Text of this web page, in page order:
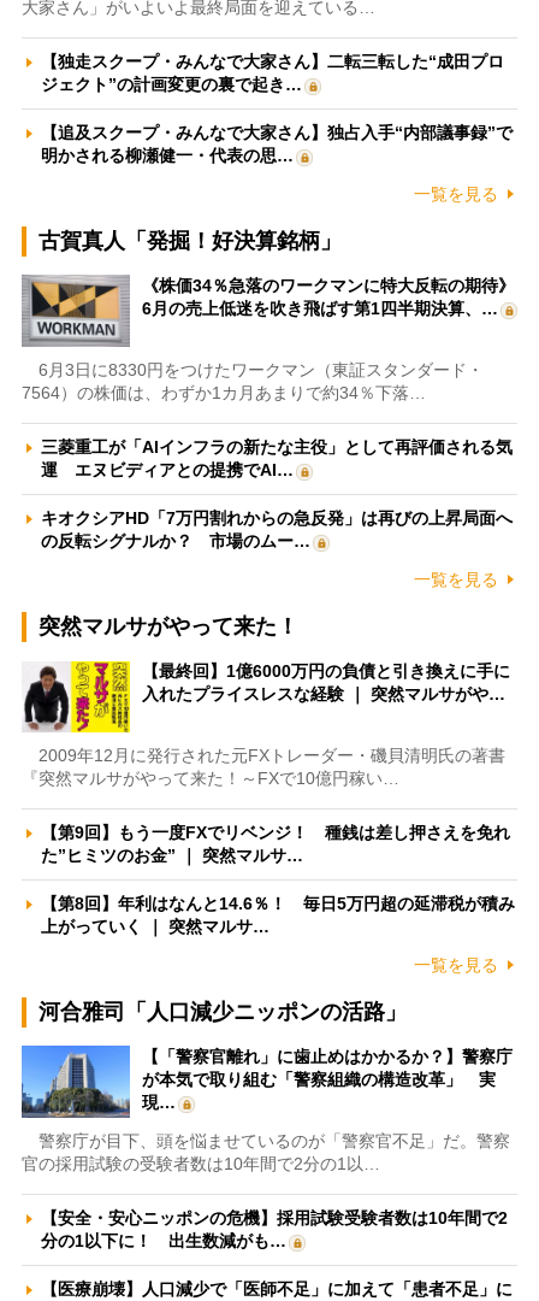
大家さん」がいよいよ最終局面を迎えている…
【独走スクープ・みんなで大家さん】二転三転した“成田プロ
ジェクト”の計画変更の裏で起き…
【追及スクープ・みんなで大家さん】独占入手“内部議事録”で
明かされる柳瀬健一・代表の思…
一覧を見る
古賀真人「発掘！好決算銘柄」
《株価34％急落のワークマンに特大反転の期待》
6月の売上低迷を吹き飛ばす第1四半期決算、…
6月3日に8330円をつけたワークマン（東証スタンダード・
7564）の株価は、わずか1カ月あまりで約34％下落…
三菱重工が「AIインフラの新たな主役」として再評価される気
運 エヌビディアとの提携でAI…
キオクシアHD「7万円割れからの急反発」は再びの上昇局面へ
の反転シグナルか？ 市場のムー…
一覧を見る
突然マルサがやって来た！
【最終回】1億6000万円の負債と引き換えに手に
入れたプライスレスな経験 ｜ 突然マルサがや…
2009年12月に発行された元FXトレーダー・磯貝清明氏の著書
『突然マルサがやって来た！～FXで10億円稼い…
【第9回】もう一度FXでリベンジ！ 種銭は差し押さえを免れ
た”ヒミツのお金” ｜ 突然マルサ…
【第8回】年利はなんと14.6％！ 毎日5万円超の延滞税が積み
上がっていく ｜ 突然マルサ…
一覧を見る
河合雅司「人口減少ニッポンの活路」
【「警察官離れ」に歯止めはかかるか？】警察庁
が本気で取り組む「警察組織の構造改革」 実
現…
警察庁が目下、頭を悩ませているのが「警察官不足」だ。警察
官の採用試験の受験者数は10年間で2分の1以…
【安全・安心ニッポンの危機】採用試験受験者数は10年間で2
分の1以下に！ 出生数減がも…
【医療崩壊】人口減少で「医師不足」に加えて「患者不足」に